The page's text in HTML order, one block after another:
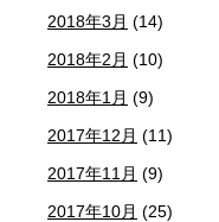
2018年3月 (14)
2018年2月 (10)
2018年1月 (9)
2017年12月 (11)
2017年11月 (9)
2017年10月 (25)